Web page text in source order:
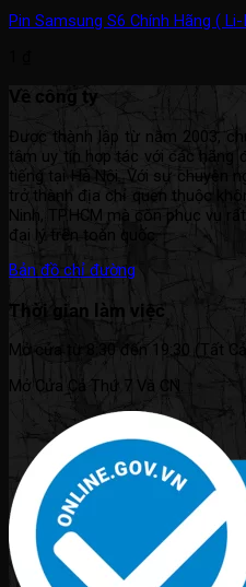
Pin Samsung S6 Chính Hãng (
Về công ty
Được thành lập từ năm 2003,
tâm uy tín hợp tác với các hãng
tiếng tại Hà Nội. Với sự chuyên
trở thành địa chỉ quen thuộc
Ninh, TP.HCM mà còn phục vụ
đại lý trên toàn quốc.
Bản đồ chỉ đường
Thời gian làm việc
Mở cửa từ 8:30 đến 19:30 (Tất
Mở Cửa Cả Thứ 7 Và CN.